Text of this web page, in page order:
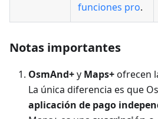
funciones pro.
Notas importantes
OsmAnd+y Maps+ofrecen
La única diferencia es que
aplicación de pago